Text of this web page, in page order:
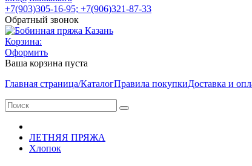
+7(903)305-16-95; +7(906)321-87-33
Обратный звонок
Корзина:
Оформить
Ваша корзина пуста
Главная страница/КаталогПравила покупкиДоставка и
ЛЕТНЯЯ ПРЯЖА
Хлопок